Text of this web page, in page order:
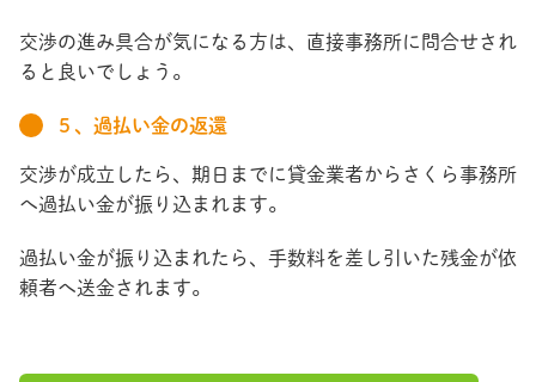
交渉の進み具合が気になる方は、直接事務所に問合せされ
ると良いでしょう。
５、過払い金の返還
交渉が成立したら、期日までに貸金業者からさくら事務所
へ過払い金が振り込まれます。
過払い金が振り込まれたら、手数料を差し引いた残金が依
頼者へ送金されます。